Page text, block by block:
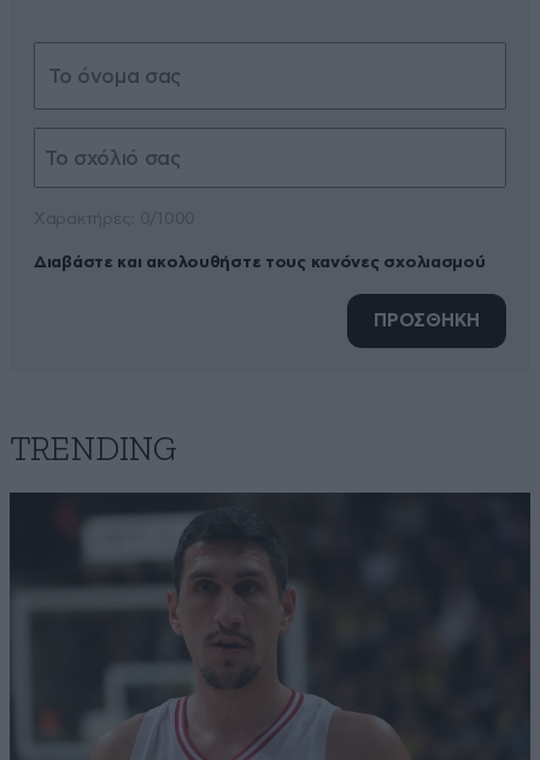
Διαβάστε και ακολουθήστε τους κανόνες σχολιασμού
ΠΡΟΣΘΗΚΗ
TRENDING